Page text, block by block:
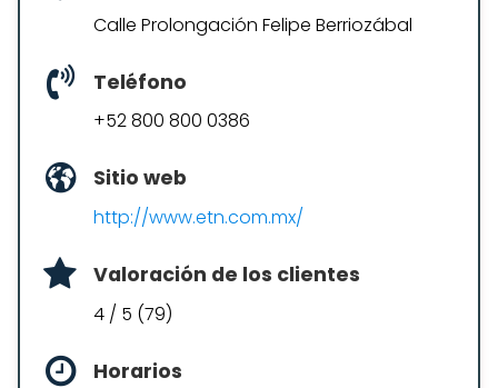
Calle Prolongación Felipe Berriozábal
Teléfono
+52 800 800 0386
Sitio web
http://www.etn.com.mx/
Valoración de los clientes
4 / 5 (79)
Horarios